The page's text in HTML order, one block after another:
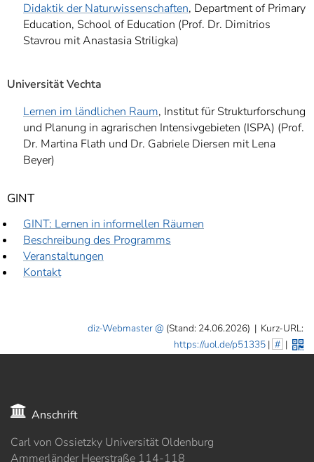
Didaktik der Naturwissenschaften, Department of Primary
Education, School of Education (Prof. Dr. Dimitrios
Stavrou mit Anastasia Striligka)
Universität Vechta
Lernen im ländlichen Raum, Institut für Strukturforschung
und Planung in agrarischen Intensivgebieten (ISPA) (Prof.
Dr. Martina Flath und Dr. Gabriele Diersen mit Lena
Beyer)
GINT
GINT: Lernen in informellen Räumen
Beschreibung des Programms
Veranstaltungen
Kontakt
diz-Webmaster (Stand: 24.06.2026) | Kurz-URL:
https://uol.de/p51335| # |
Anschrift
Carl von Ossietzky Universität Oldenburg
Ammerländer Heerstraße 114-118